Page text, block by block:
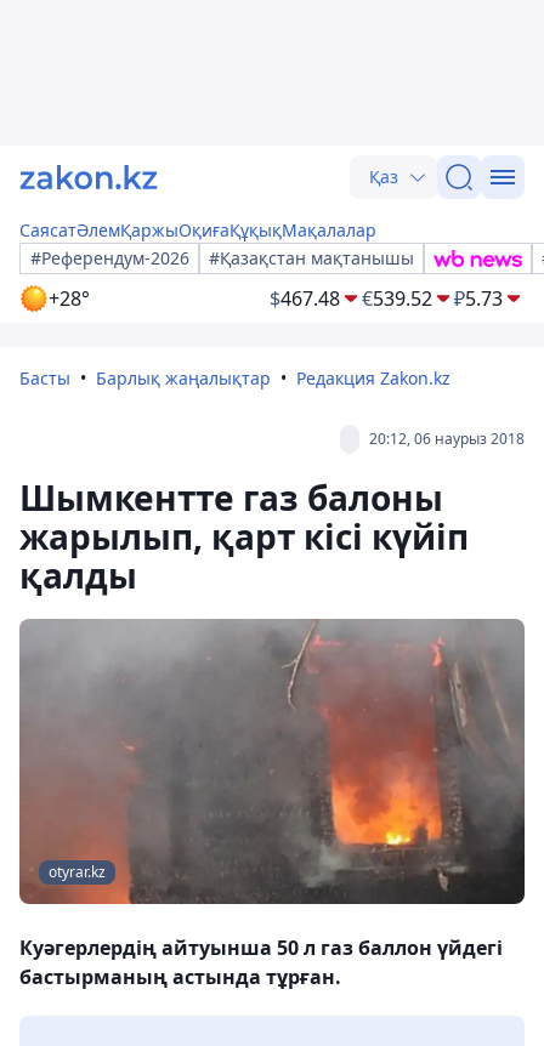
Қаз
СаясатӘлемҚаржыОқиғаҚұқықМақалалар
#Референдум-2026
#Қазақстан мақтанышы
+28° $467.48 €539.52 ₽5.73
Басты Барлық жаңалықтар Редакция Zakon.kz
20:12, 06 наурыз 2018
Шымкентте газ балоны
жарылып, қарт кісі күйіп
қалды
otyrar.kz
Куәгерлердің айтуынша 50 л газ баллон үйдегі
бастырманың астында тұрған.